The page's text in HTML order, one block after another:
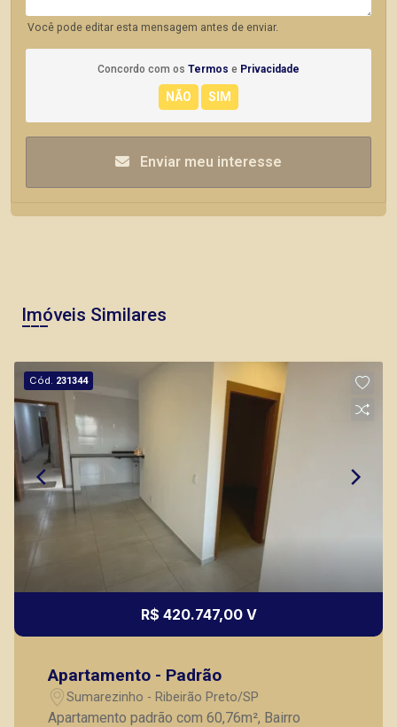
Você pode editar esta mensagem antes de enviar.
Concordo com os Termos e Privacidade
Enviar meu interesse
Imóveis Similares
Cód. 231344
R$ 420.747,00 V
Apartamento - Padrão
Sumarezinho - Ribeirão Preto/SP
Apartamento padrão com 60,76m², Bairro